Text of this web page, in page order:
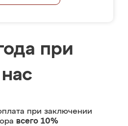
при
при заключении
всего 10%